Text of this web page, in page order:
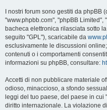
I nostri forum sono gestiti da phpBB
"www.phpbb.com", "phpBB Limited",
bacheca elettronica rilasciata sotto
seguito "GPL"), scaricabile da
esclusivamente le discussioni
contenuti o i comportamenti
informazioni su phpBB, consultare:
Accetti di non pubblicare materiale
odioso, minaccioso, a sfondo
leggi del tuo paese, del paese in cui
diritto internazionale. La violazione